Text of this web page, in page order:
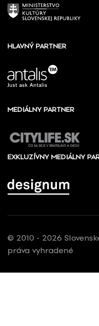
HLAVNÝ PARTNER
MEDIÁLNY PARTNER
EXKLUZÍVNY MEDIÁLNY
© 2010 - 2026
práva vyhradené